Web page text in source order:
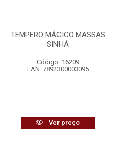
TEMPERO MÁGICO MASSAS
SINHÁ
Código: 16209
EAN: 7892300003095
Ver preço